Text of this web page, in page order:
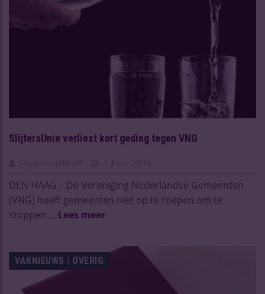
SlijtersUnie verliest kort geding tegen VNG
DEN HAAG – De Vereniging Nederlandse Gemeenten
(VNG) hoeft gemeenten niet op te roepen om te
stoppen ... Lees meer
VAKNIEUWS | OVERIG